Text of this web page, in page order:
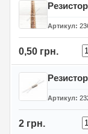
Артикул
0,50 грн.
Артикул
2 грн.